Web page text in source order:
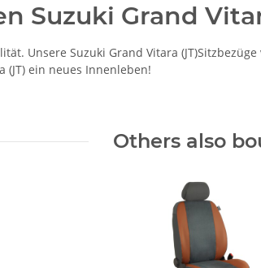
Suzuki Grand
Unsere Suzuki Grand Vitara
(JT) ein neues Innenleben!
Others also